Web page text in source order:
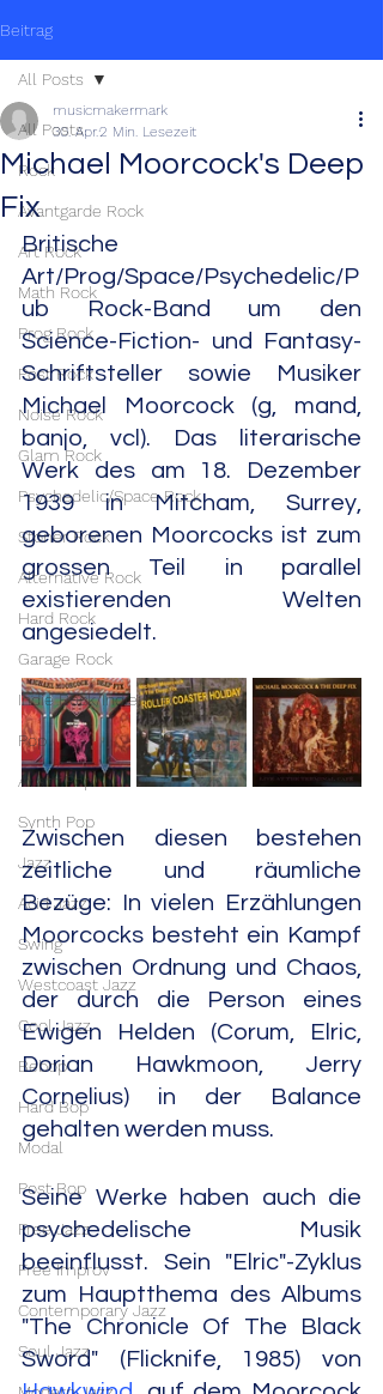
Beitrag
All Posts
Rock
Avantgarde Rock
Art Rock
Math Rock
Prog Rock
Post Rock
Noise Rock
Glam Rock
Psychedelic/Space Rock
Stoner Rock
Alternative Rock
Hard Rock
Garage Rock
Indie Rock/Indie Pop
Pop
Avant Pop
Synth Pop
Jazz
Acid Jazz
Swing
Westcoast Jazz
Cool Jazz
Bebop
Hard Bop
Modal
Post Bop
Free Jazz
Free Improv
Contemporary Jazz
Soul Jazz
All Posts
Michael Moorcock's Deep
Fix
musicmakermark
30. Apr.2 Min. Lesezeit
Britische
Art/Prog/Space/Psychedelic/P
ub Rock-Band um den
Science-Fiction- und Fantasy-
Schriftsteller sowie Musiker
Michael Moorcock (g, mand,
banjo, vcl). Das literarische
Werk des am 18. Dezember
1939 in Mitcham, Surrey,
geborenen Moorcocks ist zum
grossen Teil in parallel
existierenden Welten
angesiedelt.
Zwischen diesen bestehen
zeitliche und räumliche
Bezüge: In vielen Erzählungen
Moorcocks besteht ein Kampf
zwischen Ordnung und Chaos,
der durch die Person eines
Ewigen Helden (Corum, Elric,
Dorian Hawkmoon, Jerry
Cornelius) in der Balance
gehalten werden muss.
Seine Werke haben auch die
psychedelische Musik
beeinflusst. Sein "Elric"-Zyklus
zum Hauptthema des Albums
"The Chronicle Of The Black